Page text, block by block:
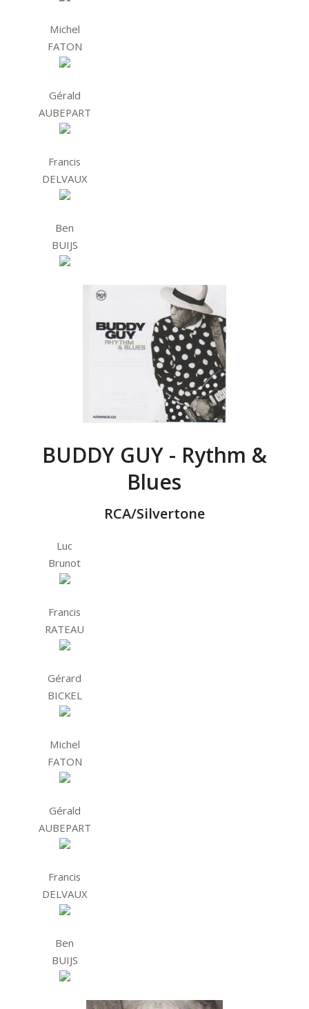
Michel
FATON
Gérald
AUBEPART
Francis
DELVAUX
Ben
BUIJS
BUDDY GUY - Rythm &
Blues
RCA/Silvertone
Luc
Brunot
Francis
RATEAU
Gérard
BICKEL
Michel
FATON
Gérald
AUBEPART
Francis
DELVAUX
Ben
BUIJS